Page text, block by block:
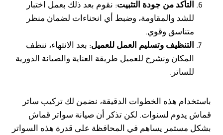
التأكد من جودة التثبيت: نقوم بعد ذلك بعمل اختبار
للشد والمقاومة، وضبط أي انحناءات لضمان منظر
متناسق وقوي.
التنظيف وتسليم العمل للعميل: بعد الانتهاء، ننظف
المكان ونشرح للعميل طريقة العناية والصيانة الدورية
للساتر.
باستخدام هذه الخطوات الدقيقة، نضمن لك تركيب ساتر
قماش يدوم لسنوات. لكن تذكر أن صيانة سواتر قماش
بشكل مستمر يساهم في المحافظة على قدرة هذه السواتر